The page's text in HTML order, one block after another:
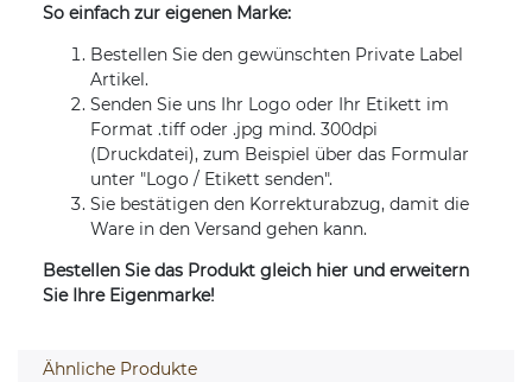
So einfach zur eigenen Marke:
Bestellen Sie den gewünschten Private Label
Artikel.
Senden Sie uns Ihr Logo oder Ihr Etikett im
Format .tiff oder .jpg mind. 300dpi
(Druckdatei), zum Beispiel über das Formular
unter "Logo / Etikett senden".
Sie bestätigen den Korrekturabzug, damit die
Ware in den Versand gehen kann.
Bestellen Sie das Produkt gleich hier und erweitern
Sie Ihre Eigenmarke!
Ähnliche Produkte